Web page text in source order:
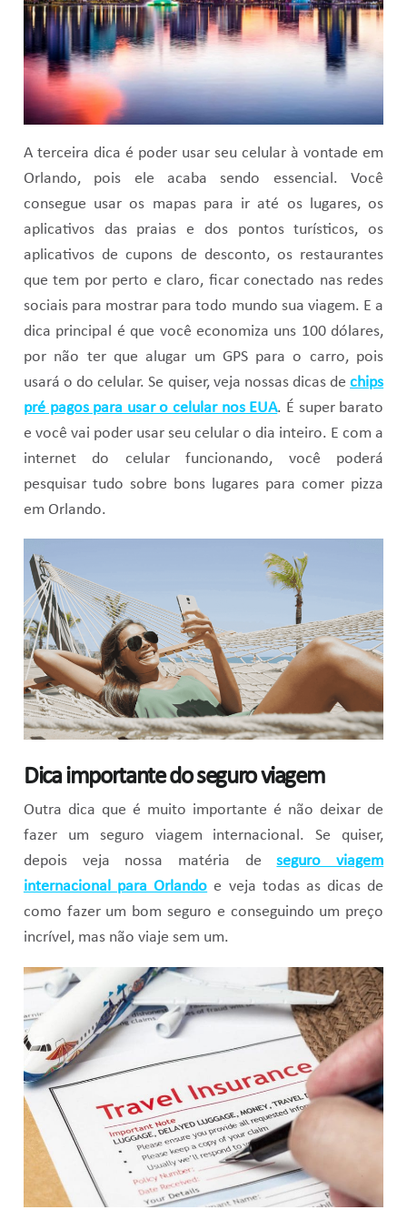
A terceira dica é poder usar seu celular à vontade em
Orlando, pois ele acaba sendo essencial. Você
consegue usar os mapas para ir até os lugares, os
aplicativos das praias e dos pontos turísticos, os
aplicativos de cupons de desconto, os restaurantes
que tem por perto e claro, ficar conectado nas redes
sociais para mostrar para todo mundo sua viagem. E a
dica principal é que você economiza uns 100 dólares,
por não ter que alugar um GPS para o carro, pois
usará o do celular. Se quiser, veja nossas dicas dechips
pré pagos para usar o celular nos EUA. É super barato
e você vai poder usar seu celular o dia inteiro. E com a
internet do celular funcionando, você poderá
pesquisar tudo sobre bons lugares para comer pizza
em Orlando.
Dica importante do seguro viagem
Outra dica que é muito importante é não deixar de
fazer um seguro viagem internacional. Se quiser,
depois veja nossa matéria deseguro viagem
internacional para Orlando e veja todas as dicas de
como fazer um bom seguro e conseguindo um preço
incrível, mas não viaje sem um.